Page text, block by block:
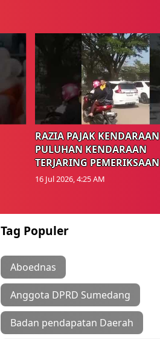
RAZIA PAJAK KENDARAAN
PULUHAN KENDARAAN
TERJARING PEMERIKSAAN
16 Jul 2026, 4:25 AM
Tag Populer
Aboednas
Anggota DPRD Sumedang
Badan pendapatan Daerah